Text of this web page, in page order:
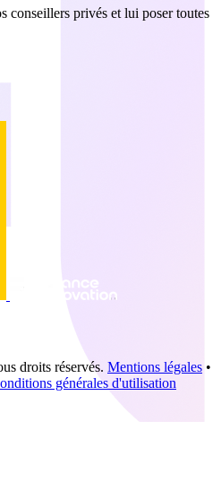
conseillers privés et lui poser toutes
droits réservés. Mentions légales •
générales d'utilisation